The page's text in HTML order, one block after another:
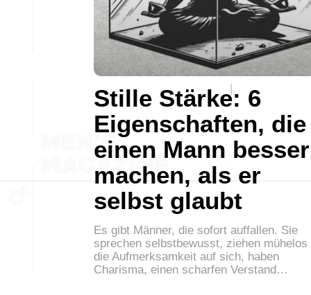
Stille Stärke: 6
Eigenschaften, die
einen Mann besser
machen, als er
selbst glaubt
Es gibt Männer, die sofort auffallen. Sie
sprechen selbstbewusst, ziehen mühelos
die Aufmerksamkeit auf sich, haben
Charisma, einen scharfen Verstand…